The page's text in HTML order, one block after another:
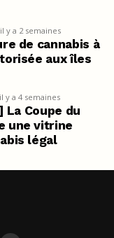
il y a 2 semaines
de cannabis à
aux îles
il y a 4 semaines
Coupe du
une vitrine
légal